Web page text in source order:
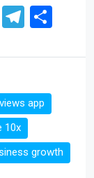
Message
app
10x
growth